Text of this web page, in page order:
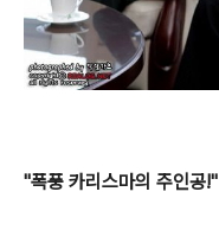
"폭풍 카리스마의 주인공!"